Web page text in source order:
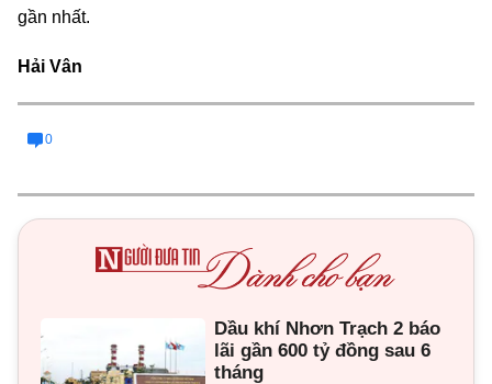
gần nhất.
Hải Vân
0
Dầu khí Nhơn Trạch 2 báo
lãi gần 600 tỷ đồng sau 6
tháng